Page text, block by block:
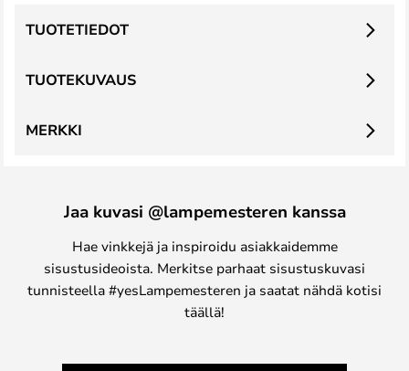
TUOTEKUVAUS
TUOTETIEDOT
MERKKI
Jaa kuvasi @lampemesteren kanssa
Hae vinkkejä ja inspiroidu asiakkaidemme
sisustusideoista. Merkitse parhaat sisustuskuvasi
tunnisteella #yesLampemesteren ja saatat nähdä kotisi
täällä!